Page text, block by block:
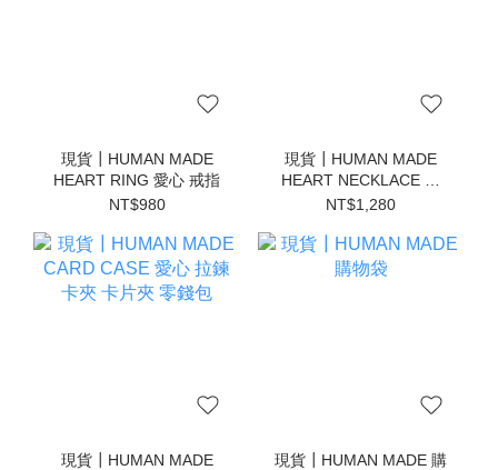
現貨┃HUMAN MADE
HEART RING 愛心 戒指
NT$980
現貨┃HUMAN MADE
HEART NECKLACE 愛
心 項鍊
NT$1,280
現貨┃HUMAN MADE
現貨┃HUMAN MADE 購